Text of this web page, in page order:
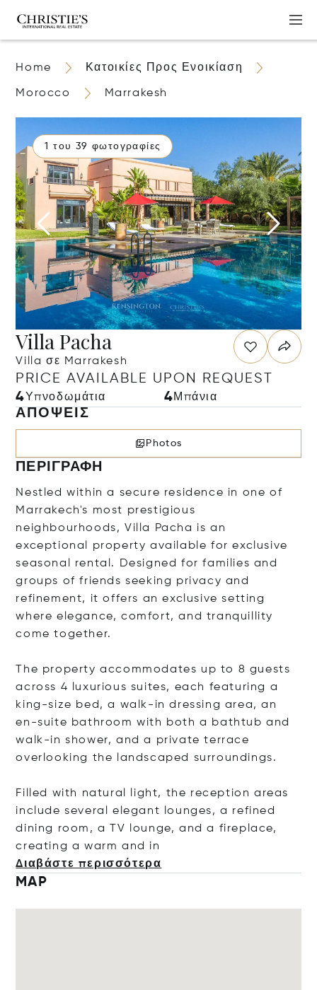
Home Κατοικίες Προς Ενοικίαση
Morocco Marrakesh
1 του 39 φωτογραφίες
Villa Pacha
Villa σε Marrakesh
PRICE AVAILABLE UPON REQUEST
4 Υπνοδωμάτια 4 Μπάνια
ΑΠΌΨΕΙΣ
Photos
ΠΕΡΙΓΡΑΦΉ
Nestled within a secure residence in one of
Marrakech's most prestigious
neighbourhoods, Villa Pacha is an
exceptional property available for exclusive
seasonal rental. Designed for families and
groups of friends seeking privacy and
refinement, it offers an exclusive setting
where elegance, comfort, and tranquillity
come together.
The property accommodates up to 8 guests
across 4 luxurious suites, each featuring a
king-size bed, a walk-in dressing area, an
en-suite bathroom with both a bathtub and
walk-in shower, and a private terrace
overlooking the landscaped surroundings.
Filled with natural light, the reception areas
include several elegant lounges, a refined
dining room, a TV lounge, and a fireplace,
creating a warm a nd in
Διαβάστε περισσότερα
MAP